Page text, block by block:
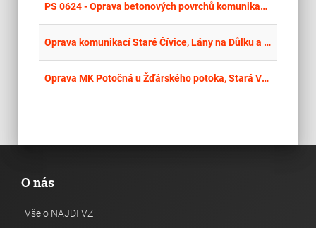
PS 0624 - Oprava betonových povrchů komunikací ve Stálém parku techniky, posádka Vyškov
Oprava komunikací Staré Čívice, Lány na Důlku a Svítkov
Oprava MK Potočná u Žďárského potoka, Stará Ves
O nás
Vše o NAJDI VZ